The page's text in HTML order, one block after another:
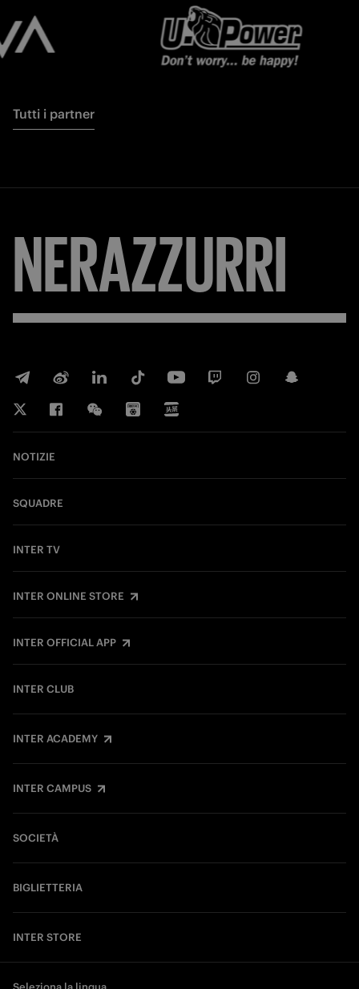
Tutti i partner
NERAZZURRI
NOTIZIE
SQUADRE
INTER TV
INTER ONLINE STORE
INTER OFFICIAL APP
INTER CLUB
INTER ACADEMY
INTER CAMPUS
SOCIETÀ
BIGLIETTERIA
INTER STORE